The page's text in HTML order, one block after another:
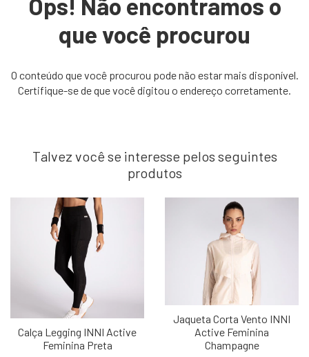
que você procurou
O conteúdo que você procurou pode não estar mais disponível.
Certifique-se de que você digitou o endereço corretamente.
Talvez você se interesse pelos seguintes
produtos
Calça Legging INNI Active
Feminina Preta
Jaqueta Corta Vento INNI
Active Feminina
Champagne